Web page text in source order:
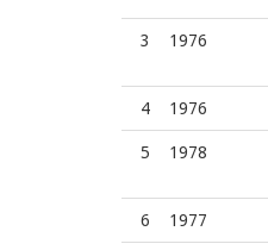
3 1976
4 1976
5 1978
6 1977